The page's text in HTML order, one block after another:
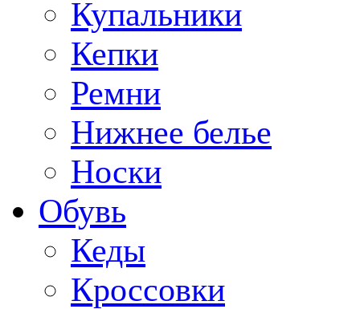
Купальники
Кепки
Ремни
Нижнее белье
Носки
Обувь
Кеды
Кроссовки